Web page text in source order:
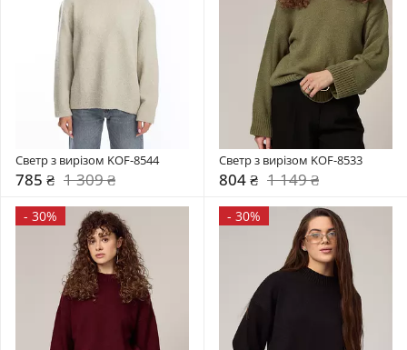
Светр з вирізом KOF-8544
785 ₴ 1 309 ₴
Светр з вирізом KOF-8533
804 ₴ 1 149 ₴
- 30% - 30%